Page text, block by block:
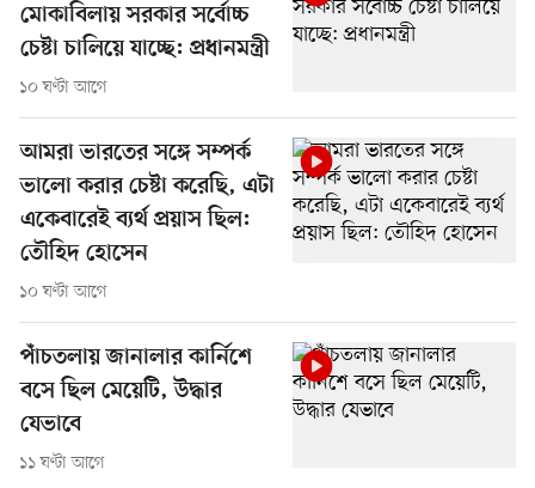
মোকাবিলায় সরকার সর্বোচ্চ
চেষ্টা চালিয়ে যাচ্ছে: প্রধানমন্ত্রী
১০ ঘণ্টা আগে
আমরা ভারতের সঙ্গে সম্পর্ক
ভালো করার চেষ্টা করেছি, এটা
একেবারেই ব্যর্থ প্রয়াস ছিল:
তৌহিদ হোসেন
১০ ঘণ্টা আগে
পাঁচতলায় জানালার কার্নিশে
বসে ছিল মেয়েটি, উদ্ধার
যেভাবে
১১ ঘণ্টা আগে